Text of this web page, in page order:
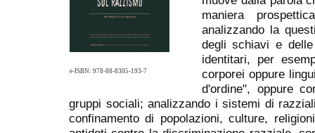
e-ISBN: 978-88-8305-193-7
maniera
analizzando la
degli schiavi e
identitari, per
corporei oppure
d'ordine", oppure
gruppi sociali; analizzando i sistemi di
confinamento di popolazioni, culture,